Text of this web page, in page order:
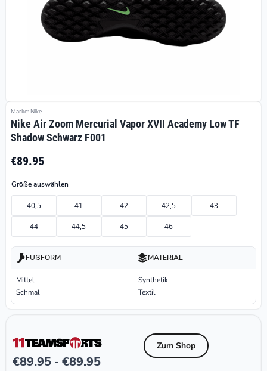
Marke: Nike
Nike Air Zoom Mercurial Vapor XVII Academy Low TF
Shadow Schwarz F001
€89.95
Größe auswählen
40,5 41 42 42,5 43
44 44,5 45 46
FUßFORM
Mittel
Schmal
MATERIAL
Synthetik
Textil
€89.95 - €89.95
Zum Shop